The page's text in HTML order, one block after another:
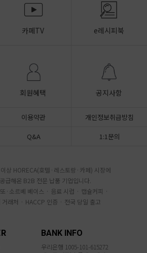
카페TV e레시피북
회원혜택 공지사항
이용약관
개인정보취급방침
Q&A 1:1문의
상 HORECA(호텔·레스토랑·카페) 시장에
급해온 B2B 전문 납품 기업입니다.
·소르베 베이스 · 음료 시럽 · 캡슐커피 ·
래처 · HACCP 인증 · 전국 당일 출고
BANK INFO
우리은행 1005-101-615272